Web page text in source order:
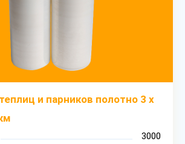
и парников полотно 3 х
3000